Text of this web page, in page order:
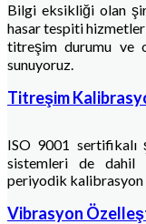
Bilgi eksikliği olan
hasar tespiti
titreşim durumu ve
sunuyoruz.
Titreşim
ISO 9001 sertifikalı
sistemleri de dahil
periyodik kalibrasyon
Vibrasyon